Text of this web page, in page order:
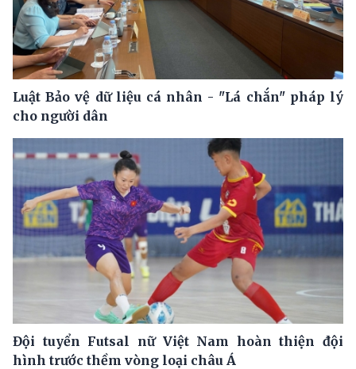
Luật Bảo vệ dữ liệu cá nhân - "Lá chắn" pháp lý
cho người dân
Đội tuyển Futsal nữ Việt Nam hoàn thiện đội
hình trước thềm vòng loại châu Á